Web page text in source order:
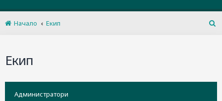
Начало
Екип
е
Екип
Администратори